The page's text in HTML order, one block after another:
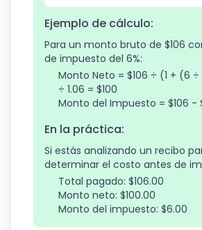
Ejemplo de cálculo:
Para un monto bruto de $106
de impuesto del 6%:
Monto Neto = $106 ÷ (1 + (6 ÷
÷ 1.06 = $100
Monto del Impuesto = $106 -
En la práctica:
Si estás analizando un recibo
determinar el costo antes de
Total pagado: $106.00
Monto neto: $100.00
Monto del impuesto: $6.00